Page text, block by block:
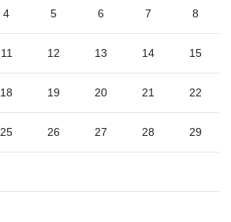
4 5 6 7 8
11 12 13 14 15
18 19 20 21 22
25 26 27 28 29